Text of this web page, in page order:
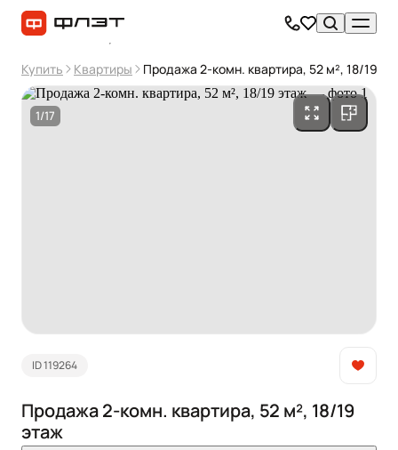
Купить Квартиры Продажа 2-комн. квартира, 52 м², 18/19
1/17
ID 119264
Продажа 2-комн. квартира, 52 м², 18/19
этаж